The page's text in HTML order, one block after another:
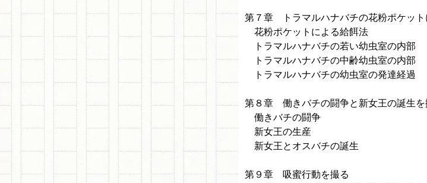
第７章 トラマルハナバチの花粉ポケット
花粉ポケットによる給餌法
トラマルハナバチの若い幼虫室の内部
トラマルハナバチの中齢幼虫室の内部
トラマルハナバチの幼虫室の発達経過
第８章 働きバチの闘争と新女王の誕生を
働きバチの闘争
新女王の生産
新女王とオスバチの誕生
第９章 吸蜜行動を撮る